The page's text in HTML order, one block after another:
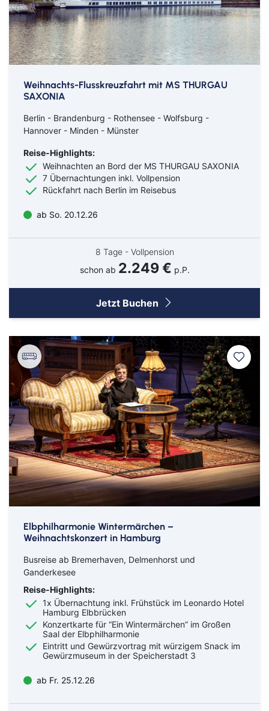
Suchen & Buchen
Reiseart
Bus
Eigenanreise
Flug
Schiff
Abreiseort
Bus
Aachen
Amberg
Bamberg
Bayern
Bitburg
Bocholt
Borken
Bremervörde
Burgpreppach
Coburg
Düren
Ganderkesee
Geldern
Goch
Hamm
Herbolzheim
Köln
Lingen
Lörrach
Lüneburg
Meppen
Nürnberg
Osnabrück
Osterholz-Scharmbeck
Regensburg
Remscheid
Saarbrücken
Saarlouis
Schwandorf
Schweich
Schweinfurt
Schweitenkirchen
Senftenberg
Siegenburg
Soest
Solingen
Spremberg
Suhl
Titisee-Neustadt
Trier
Weiden
Werneck
Wetzlar
Wiesbaden
Flug
Ab Amsterdam
Ab Basel
Ab Berlin
Ab Düsseldorf
Ab Hamburg
Ab Hannover
Ab Köln/Bonn
Ab Münster/Osnabrück
Ab Nürnberg
Ab Stuttgart
Ab Zürich
Weihnachts-Flusskreuzfahrt mit MS THURGAU
SAXONIA
Berlin - Brandenburg - Rothensee - Wolfsburg -
Hannover - Minden - Münster
Reise-Highlights:
Weihnachten an Bord der MS THURGAU SAXONIA
7 Übernachtungen inkl. Vollpension
Rückfahrt nach Berlin im Reisebus
ab So. 20.12.26
8 Tage - Vollpension
schon ab 2.249 € p.P.
Jetzt Buchen
Elbphilharmonie Wintermärchen –
Weihnachtskonzert in Hamburg
Busreise ab Bremerhaven, Delmenhorst und
Ganderkesee
Reise-Highlights:
1x Übernachtung inkl. Frühstück im Leonardo Hotel
Hamburg Elbbrücken
Konzertkarte für “Ein Wintermärchen” im Großen
Saal der Elbphilharmonie
Eintritt und Gewürzvortrag mit würzigem Snack im
Gewürzmuseum in der Speicherstadt 3
ab Fr. 25.12.26